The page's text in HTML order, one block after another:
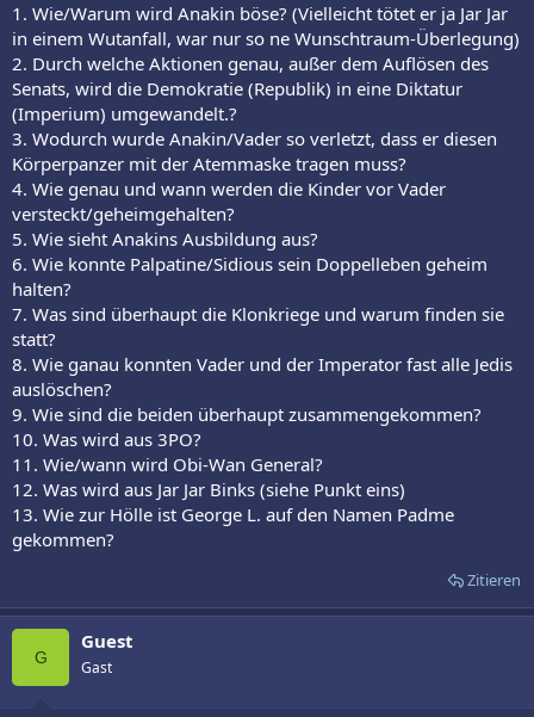
1. Wie/Warum wird Anakin böse? (Vielleicht tötet er ja Jar Jar
in einem Wutanfall, war nur so ne Wunschtraum-Überlegung)
2. Durch welche Aktionen genau, außer dem Auflösen des
Senats, wird die Demokratie (Republik) in eine Diktatur
(Imperium) umgewandelt.?
3. Wodurch wurde Anakin/Vader so verletzt, dass er diesen
Körperpanzer mit der Atemmaske tragen muss?
4. Wie genau und wann werden die Kinder vor Vader
versteckt/geheimgehalten?
5. Wie sieht Anakins Ausbildung aus?
6. Wie konnte Palpatine/Sidious sein Doppelleben geheim
halten?
7. Was sind überhaupt die Klonkriege und warum finden sie
statt?
8. Wie ganau konnten Vader und der Imperator fast alle Jedis
auslöschen?
9. Wie sind die beiden überhaupt zusammengekommen?
10. Was wird aus 3PO?
11. Wie/wann wird Obi-Wan General?
12. Was wird aus Jar Jar Binks (siehe Punkt eins)
13. Wie zur Hölle ist George L. auf den Namen Padme
gekommen?
Zitieren
G
Guest
Gast